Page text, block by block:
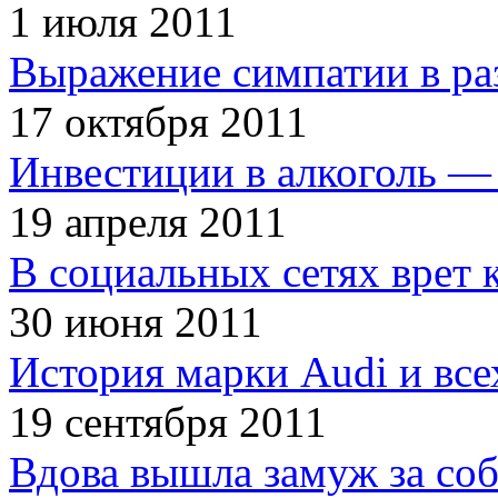
1 июля 2011
Выражение симпатии в
17 октября 2011
Инвестиции в алкоголь —
19 апреля 2011
В социальных сетях врет
30 июня 2011
История марки Audi и
19 сентября 2011
Вдова вышла замуж за